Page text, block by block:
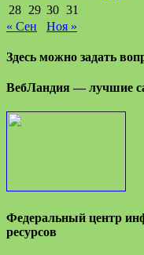
28 29 30 31
« Сен
Ноя »
Здесь можно задать
ВебЛандия — лучшие
Федеральный центр
ресурсов